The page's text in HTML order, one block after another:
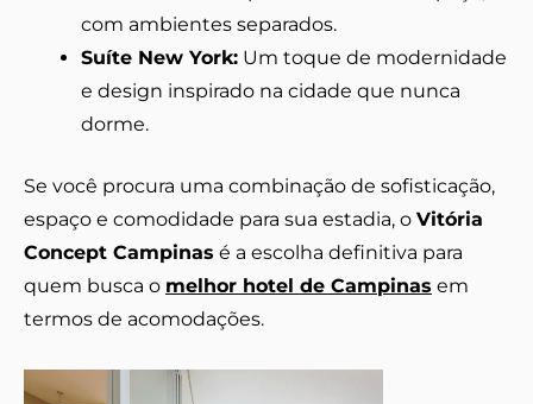
com ambientes separados.
Suíte New York: Um toque de modernidade
e design inspirado na cidade que nunca
dorme.
Se você procura uma combinação de sofisticação,
espaço e comodidade para sua estadia, o Vitória
Concept Campinas é a escolha definitiva para
quem busca o melhor hotel de Campinas em
termos de acomodações.